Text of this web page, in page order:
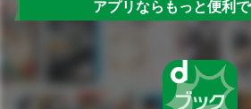
アプリならもっと便利で